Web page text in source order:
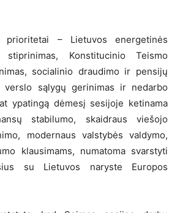
prioritetai – Lietuvos energetinės
stiprinimas, Konstitucinio Teismo
socialinio draudimo ir pensijų
verslo sąlygų gerinimas ir nedarbo
ypatingą dėmesį sesijoje ketinama
stabilumo, skaidraus viešojo
modernaus valstybės valdymo,
klausimams, numatoma svarstyti
su Lietuvos naryste Europos